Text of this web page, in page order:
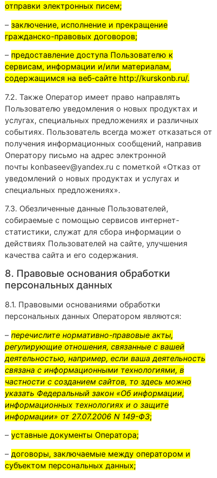
отправки электронных писем;
– заключение, исполнение и прекращение
гражданско-правовых договоров;
– предоставление доступа Пользователю к
сервисам, информации и/или материалам,
содержащимся на веб-сайте http://kurskonb.ru/.
7.2. Также Оператор имеет право направлять
Пользователю уведомления о новых продуктах и
услугах, специальных предложениях и различных
событиях. Пользователь всегда может отказаться от
получения информационных сообщений, направив
Оператору письмо на адрес электронной
почты konbaseev@yandex.ru с пометкой «Отказ от
уведомлений о новых продуктах и услугах и
специальных предложениях».
7.3. Обезличенные данные Пользователей,
собираемые с помощью сервисов интернет-
статистики, служат для сбора информации о
действиях Пользователей на сайте, улучшения
качества сайта и его содержания.
8. Правовые основания обработки
персональных данных
8.1. Правовыми основаниями обработки
персональных данных Оператором являются:
– перечислите нормативно-правовые акты,
регулирующие отношения, связанные с вашей
деятельностью, например, если ваша деятельность
связана с информационными технологиями, в
частности с созданием сайтов, то здесь можно
указать Федеральный закон «Об информации,
информационных технологиях и о защите
информации» от 27.07.2006 N 149-ФЗ;
– уставные документы Оператора;
– договоры, заключаемые между оператором и
субъектом персональных данных;